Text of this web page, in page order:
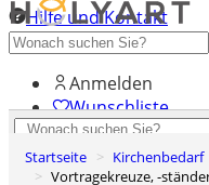
Hilfe und Kontakt
Entdecken Sie Premium
Anmelden
Wunschliste
Warenkorb
Startseite Kirchenbedarf
Vortragekreuze, -